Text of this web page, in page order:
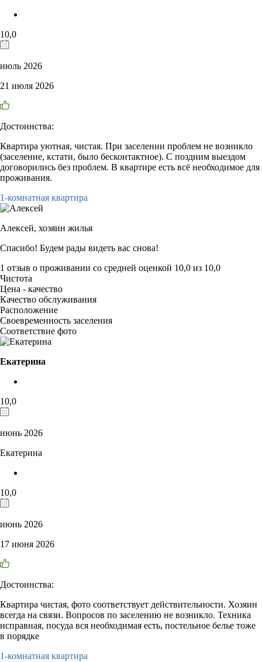
10,0
июль 2026
21 июля 2026
Достоинства:
Квартира уютная, чистая. При заселении проблем не возникло
(заселение, кстати, было бесконтактное). С поздним выездом
договорились без проблем. В квартире есть всё необходимое для
проживания.
1-комнатная квартира
Алексей, хозяин жилья
Спасибо! Будем рады видеть вас снова!
1 отзыв о проживании со средней оценкой 10,0 из 10,0
Чистота
Цена - качество
Качество обслуживания
Расположение
Своевременность заселения
Соответствие фото
Екатерина
10,0
июнь 2026
Екатерина
10,0
июнь 2026
17 июня 2026
Достоинства:
Квартира чистая, фото соответствует действительности. Хозяин
всегда на связи. Вопросов по заселению не возникло. Техника
исправная, посуда вся необходимая есть, постельное белье тоже
в порядке
1-комнатная квартира